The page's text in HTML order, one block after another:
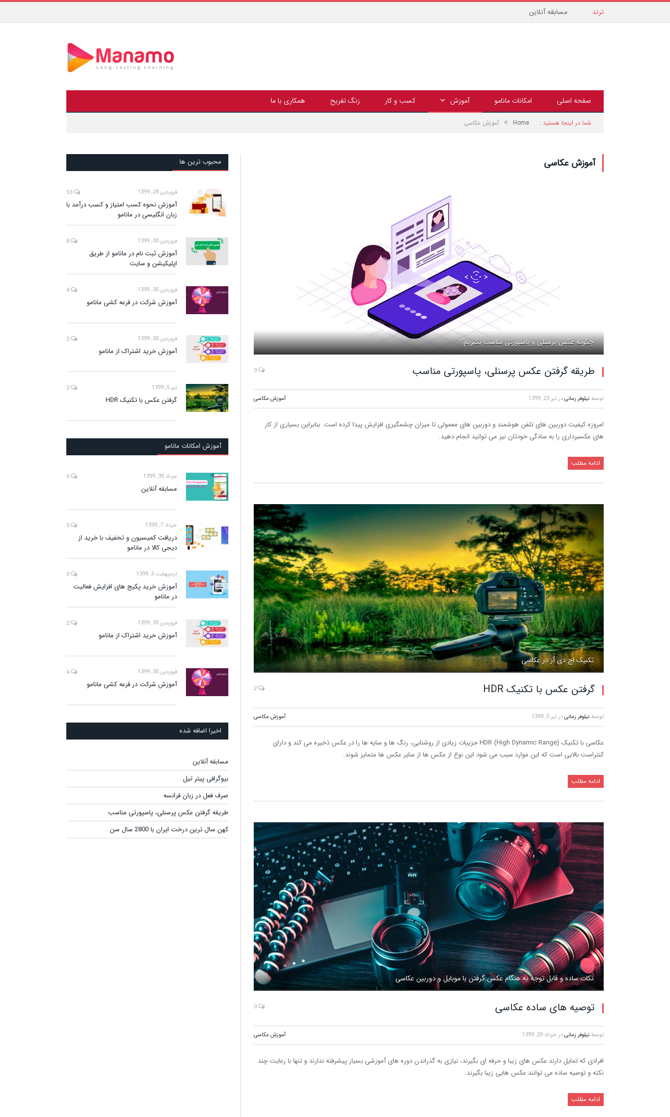
ترند مسابقه آنلاین
صفحه اصلی امکانات مانامو آموزش کسب و کار زنگ تفریح همکاری با ما
شما در اینجا هستید : Home
» آموزش عکاسی
آموزش عکاسی
چگونه عکس پرسنلی و پاسپورتی مناسب بگیریم؟
طریقه گرفتن عکس پرسنلی، پاسپورتی مناسب
توسط نیلوفر زمانیدر تیر 23, 1399 آموزش عکاسی
امروزه کیفیت دوربین های تلفن هوشمند و دوربین های معمولی تا میزان چشمگیری افزایش پیدا کرده است. بنابراین بسیاری از کار
های عکسبرداری را به سادگی خودتان نیز می توانید انجام دهید.
ادامه مطلب
تکنیک اچ دی آر در عکاسی
گرفتن عکس با تکنیک HDR 2
توسط نیلوفر زمانیدر تیر 5, 1399 آموزش عکاسی
عکاسی با تکنیک HDR (High Dynamic Range) جزییات زیادی از روشنایی، رنگ ها و سایه ها را در عکس ذخیره می کند و دارای
کنتراست بالایی است که این موارد سبب می شود این نوع از عکس ها از سایر عکس ها متمایز شوند.
ادامه مطلب
نکات ساده و قابل توجه به هنگام عکس گرفتن با موبایل و دوربین عکاسی
توصیه های ساده عکاسی
توسط نیلوفر زمانیدر خرداد 20, 1399 آموزش عکاسی
افرادی که تمایل دارند عکس های زیبا و حرفه ای بگیرند، نیازی به گذراندن دوره های آموزشی بسیار پیشرفته ندارند و تنها با رعایت چند
نکته و توصیه ساده می توانند عکس هایی زیبا بگیرند.
ادامه مطلب
محبوب ترین ها
فروردین 28, 1399
آموزش نحوه کسب امتیاز و کسب درآمد با
زبان انگلیسی در مانامو
فروردین 30, 1399
آموزش ثبت نام در مانامو از طریق
اپلیکیشن و سایت
فروردین 30, 1399
آموزش شرکت در قرعه کشی مانامو
فروردین 30, 1399 2
آموزش خرید اشتراک از مانامو
تیر 5, 1399 2
گرفتن عکس با تکنیک HDR
آموزش امکانات مانامو
مرداد 30, 1399
مسابقه آنلاین
خرداد 7, 1399
دریافت کمیسیون و تخفیف با خرید از
دیجی کالا در مانامو
اردیبهشت 5, 1399
آموزش خرید پکیج های افزایش فعالیت
در مانامو
فروردین 30, 1399 2
آموزش خرید اشتراک از مانامو
فروردین 30, 1399
آموزش شرکت در قرعه کشی مانامو
اخیرا اضافه شده
مسابقه آنلاین
بیوگرافی پیتر تیل
صرف فعل در زبان فرانسه
طریقه گرفتن عکس پرسنلی، پاسپورتی مناسب
کهن سال ترین درخت ایران با 2800 سال سن